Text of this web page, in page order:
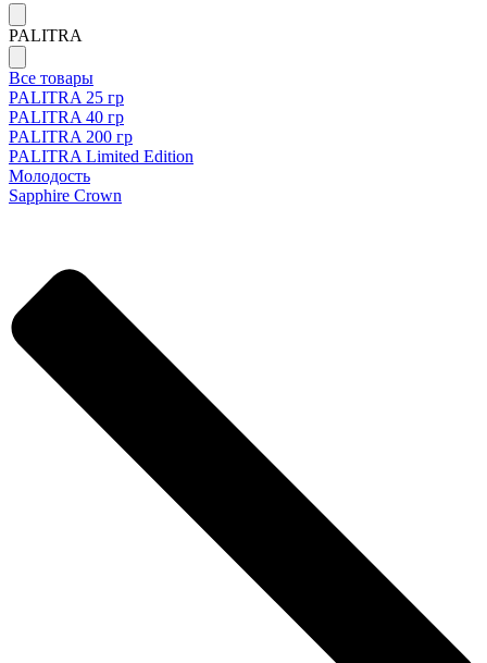
PALITRA
Все товары
PALITRA 25 гр
PALITRA 40 гр
PALITRA 200 гр
PALITRA Limited Edition
Молодость
Sapphire Crown